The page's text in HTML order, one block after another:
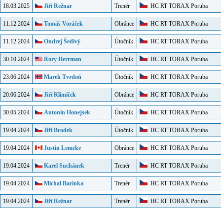
18.03.2025 Jiří Režnar Trenér HC RT TORAX Poruba
11.12.2024 Tomáš Voráček Obránce HC RT TORAX Poruba
11.12.2024 Ondrej Šedivý Útočník HC RT TORAX Poruba
30.10.2024 Rory Herrman Útočník HC RT TORAX Poruba
23.06.2024 Marek Tvrdoň Útočník HC RT TORAX Poruba
20.06.2024 Jiří Klimíček Obránce HC RT TORAX Poruba
30.05.2024 Antonín Honejsek Útočník HC RT TORAX Poruba
19.04.2024 Jiří Brodek Útočník HC RT TORAX Poruba
19.04.2024 Justin Lemcke Obránce HC RT TORAX Poruba
19.04.2024 Karel Suchánek Trenér HC RT TORAX Poruba
19.04.2024 Michal Barinka Trenér HC RT TORAX Poruba
19.04.2024 Jiří Režnar Trenér HC RT TORAX Poruba